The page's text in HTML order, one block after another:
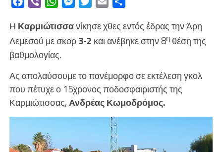
Η Καρμιώτισσανίκησε χθες εντός έδρας την Άρη
Λεμεσού με σκορ3-2 και ανέβηκε στην 8ηθέση της
βαθμολογίας.
Ας απολαύσουμε το πανέμορφο σε εκτέλεση γκολ
που πέτυχε ο 15χρονος ποδοσφαιριστής της
Καρμιώτισσας,Ανδρέας Κωμοδρόμος.